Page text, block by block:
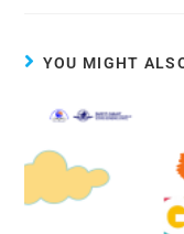
YOU MIGHT